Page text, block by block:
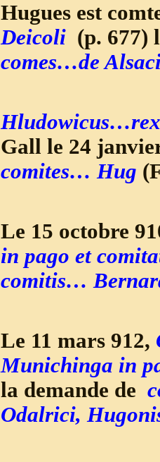
Hugues est
Deicoli (p. 677)
comes…de
Hludowicus…rex
Gall le 24
comites… Hug
Le 15 octobre
in pago et
comitis…
Le 11 mars 912,
Munichinga in
la demande de
Odalrici,